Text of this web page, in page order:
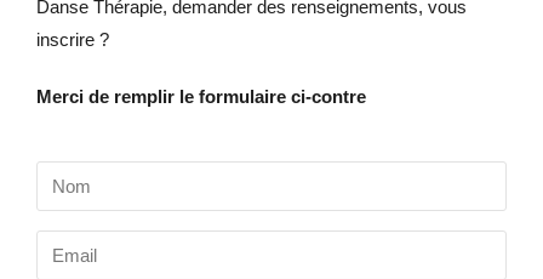
Danse Thérapie, demander des renseignements, vous
inscrire ?
Merci de remplir le formulaire ci-contre